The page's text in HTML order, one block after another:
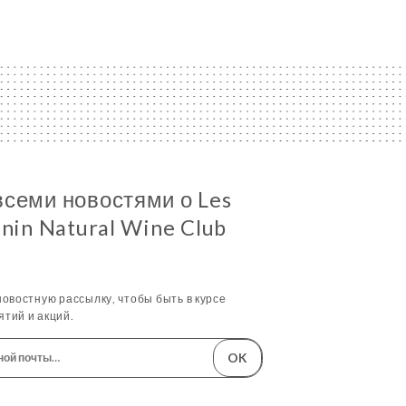
новостями о Les
Natural Wine Club
рассылку, чтобы быть в курсе
и акций.
OK